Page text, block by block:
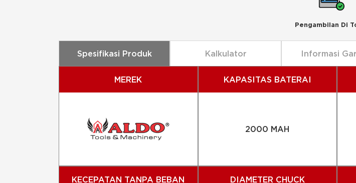
Pengambilan Di
Spesifikasi Produk Kalkulator Informasi
MEREK KAPASITAS BATERAI
2000 MAH
KECEPATAN TANPA BEBAN DIAMETER CHUCK